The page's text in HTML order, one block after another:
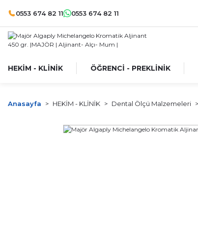
0553 674 82 11 0553 674 82 11
HEKİM - KLİNİK ÖĞRENCİ - PREKLİNİK
Anasayfa HEKİM - KLİNİK Dental Ölçü Malzemeleri